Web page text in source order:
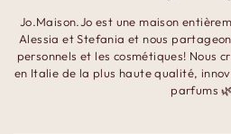
Jo.Maison.Jo est une maison
Alessia et Stefania et nous
personnels et les cosmétiques! Nous
en Italie de la plus haute qualité,
parfums